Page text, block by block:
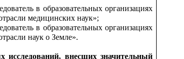
в образовательных организациях
медицинских наук»;
в образовательных организациях
наук о Земле».
исследований, внесших значительный